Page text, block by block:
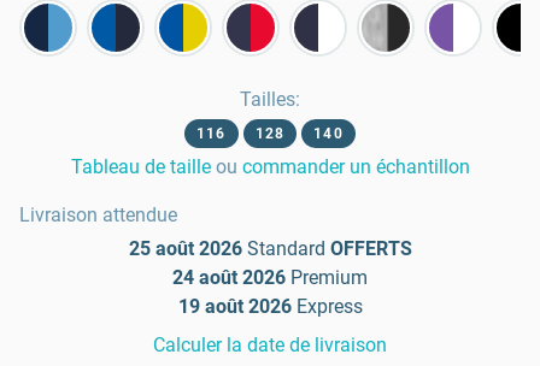
Tailles:
116 128 140
Tableau de taille ou commander un échantillon
Livraison attendue
25 août 2026 Standard OFFERTS
24 août 2026 Premium
19 août 2026 Express
Calculer la date de livraison